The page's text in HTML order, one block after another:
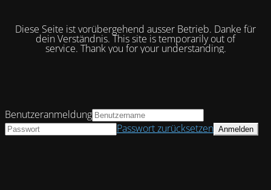
Diese Seite ist vorübergehend ausser Betrieb. Danke für
dein Verständnis. This site is temporarily out of
service. Thank you for your understanding.
Benutzeranmeldung
Passwort zurücksetzen